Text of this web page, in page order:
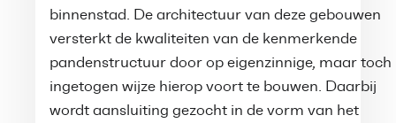
binnenstad. De architectuur van deze gebouwen
versterkt de kwaliteiten van de kenmerkende
pandenstructuur door op eigenzinnige, maar toch
ingetogen wijze hierop voort te bouwen. Daarbij
wordt aansluiting gezocht in de vorm van het